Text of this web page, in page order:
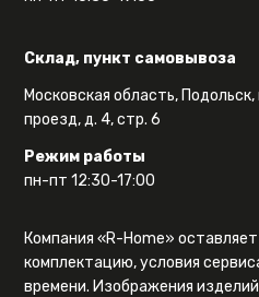
Склад, пункт самовывоза
Московская область,
проезд, д. 4, стр. 6
Режим работы
пн-пт 12:30-17:00
Компания «R-Home»
комплектацию, условия
времени. Изображения